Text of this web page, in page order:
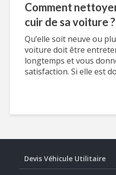
Comment
cuir de sa voiture ?
Qu’elle soit neuve ou
voiture doit être
longtemps et vous
satisfaction. Si elle est
Devis Véhicule Utilitaire